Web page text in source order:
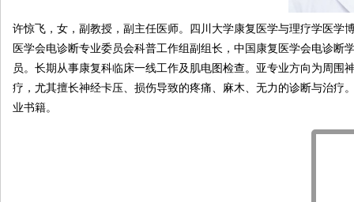
许惊飞，女，副教授，副主任医师。四川大学康复医学与理疗学医
医学会电诊断专业委员会科普工作组副组长，中国康复医学会电诊
员。长期从事康复科临床一线工作及肌电图检查。亚专业方向为周
疗，尤其擅长神经卡压、损伤导致的疼痛、麻木、无力的诊断与治
业书籍。